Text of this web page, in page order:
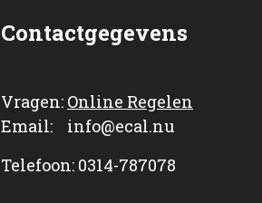
Contactgegevens
Vragen: Online Regelen
Email: info@ecal.nu
Telefoon: 0314-787078